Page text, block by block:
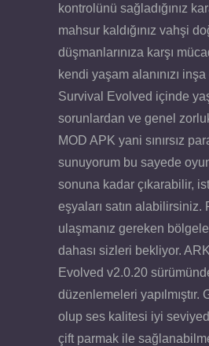
kontrolünü sağladığınız
mahsur kaldığınız vahşi
düşmanlarınıza karşı
kendi yaşam alanınızı
Survival Evolved içinde
sorunlardan ve genel
MOD APK yani sınırsız
sunuyorum bu sayede
sonuna kadar çıkarabilir,
eşyaları satın alabilirsiniz.
ulaşmanız gereken
dahası sizleri bekliyor.
Evolved v2.0.20
düzenlemeleri yapılmıştır.
olup ses kalitesi iyi
çift parmak ile